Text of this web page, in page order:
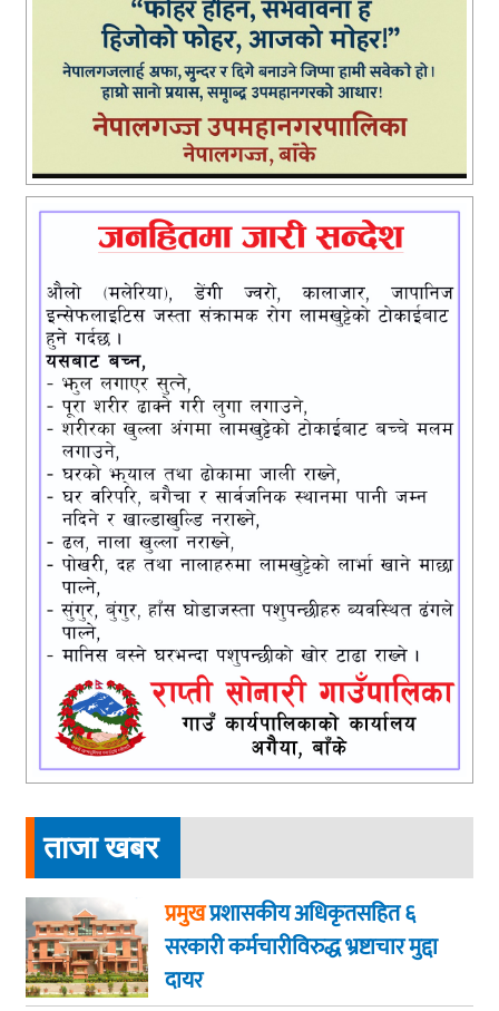
ताजा खबर
प्रमुखप्रशासकीय अधिकृतसहित ६
सरकारी कर्मचारीविरुद्ध भ्रष्टाचार मुद्दा
दायर